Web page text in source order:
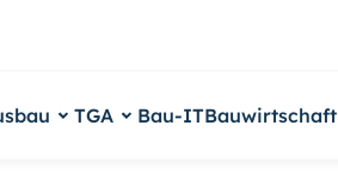
TGA Bau-ITBauwirtschaft